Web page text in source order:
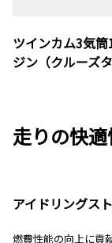
ツインカム3気
ジン（クルーズタ
走りの快
アイドリングス
燃費性能の向上に貢献